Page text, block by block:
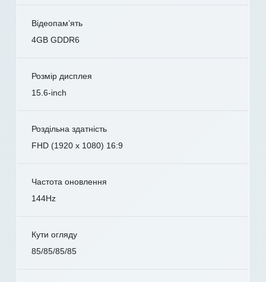
Відеопам’ять
4GB GDDR6
Розмір дисплея
15.6-inch
Роздільна здатність
FHD (1920 x 1080) 16:9
Частота оновлення
144Hz
Кути огляду
85/85/85/85